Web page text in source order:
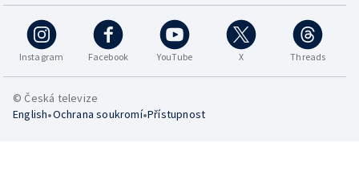
Instagram Facebook YouTube X Threads
© Česká televize
English•Ochrana soukromí•Přístupnost